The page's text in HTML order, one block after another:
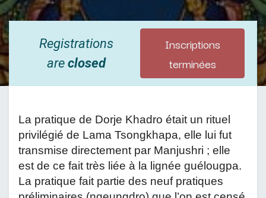
Registrations
areclosed
Inscriptions
terminées
La pratique de Dorje Khadro était un rituel
privilégié de Lama Tsongkhapa, elle lui fut
transmise directement par Manjushri ; elle
est de ce fait très liée à la lignée guélougpa.
La pratique fait partie des neuf pratiques